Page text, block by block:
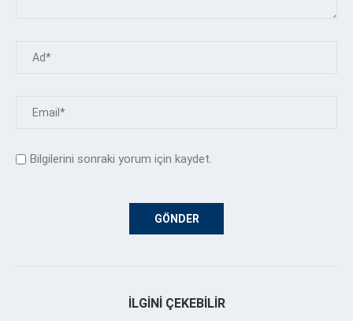
Bilgilerini sonraki yorum için kaydet.
İLGINI ÇEKEBILIR